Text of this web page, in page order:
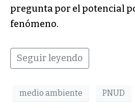
pregunta por el potencial
fenómeno.
Seguir leyendo
medio ambiente PNUD